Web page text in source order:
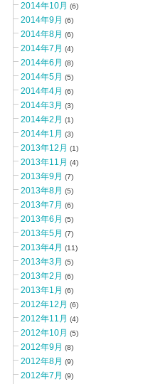
2014年10月 (6)
2014年9月 (6)
2014年8月 (6)
2014年7月 (4)
2014年6月 (8)
2014年5月 (5)
2014年4月 (6)
2014年3月 (3)
2014年2月 (1)
2014年1月 (3)
2013年12月 (1)
2013年11月 (4)
2013年9月 (7)
2013年8月 (5)
2013年7月 (6)
2013年6月 (5)
2013年5月 (7)
2013年4月 (11)
2013年3月 (5)
2013年2月 (6)
2013年1月 (6)
2012年12月 (6)
2012年11月 (4)
2012年10月 (5)
2012年9月 (8)
2012年8月 (9)
2012年7月 (9)